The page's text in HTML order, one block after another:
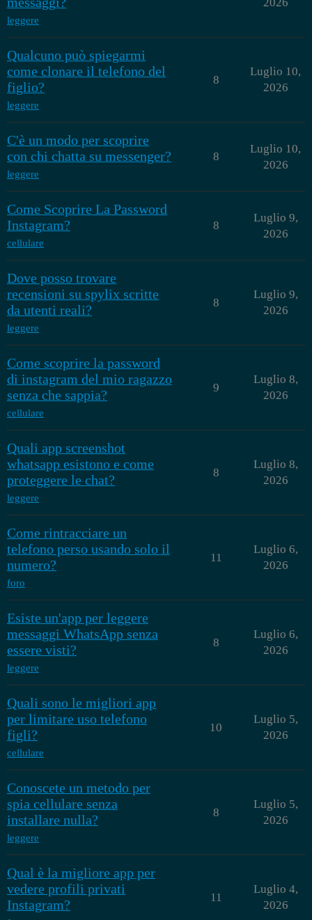
leggere
Qualcuno può spiegarmi
come clonare il telefono del
figlio?
leggere
8
Luglio 10,
2026
C'è un modo per scoprire
con chi chatta su messenger?
leggere
8
Luglio 10,
2026
Come Scoprire La Password
Instagram?
cellulare
8
Luglio 9,
2026
Dove posso trovare
recensioni su spylix scritte
da utenti reali?
leggere
8
Luglio 9,
2026
Come scoprire la password
di instagram del mio ragazzo
senza che sappia?
cellulare
9
Luglio 8,
2026
Quali app screenshot
whatsapp esistono e come
proteggere le chat?
leggere
8
Luglio 8,
2026
Come rintracciare un
telefono perso usando solo il
numero?
foro
11
Luglio 6,
2026
Esiste un'app per leggere
messaggi WhatsApp senza
essere visti?
leggere
8
Luglio 6,
2026
Quali sono le migliori app
per limitare uso telefono
figli?
cellulare
10
Luglio 5,
2026
Conoscete un metodo per
spia cellulare senza
installare nulla?
leggere
8
Luglio 5,
2026
Qual è la migliore app per
vedere profili privati
Instagram?
11
Luglio 4,
2026